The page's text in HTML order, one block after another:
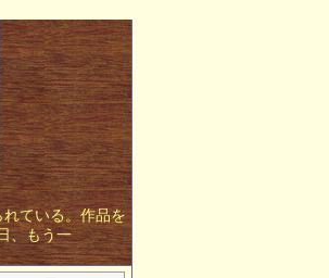
ている。作品を
、もう一